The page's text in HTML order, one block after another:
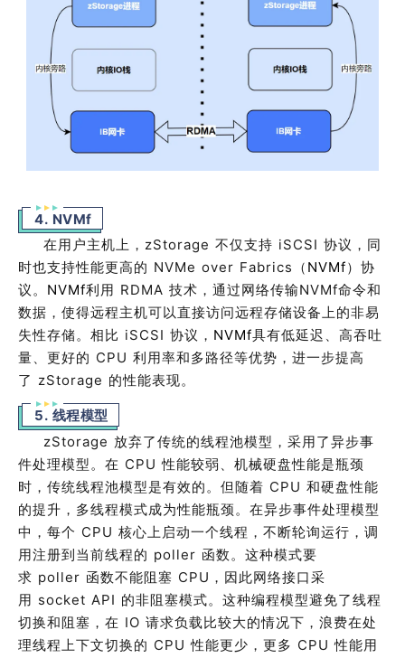
4. NVMf
在用户主机上， zStorage 不仅支持 iSCSI 协议，同
时也支持性能更高的 NVMe over Fabrics （ NVMf）协
议。 NVMf利用 RDMA 技术，通过网络传输NVMf命令和
数据，使得远程主机可以直接访问远程存储设备上的非易
失性存储。相比 iSCSI 协议， NVMf具有低延迟、高吞吐
量、更好的 CPU 利用率和多路径等优势，进一步提高
了 zStorage 的性能表现。
5. 线程模型
zStorage 放弃了传统的线程池模型，采用了异步事
件处理模型。在 CPU性能较弱、机械硬盘性能是瓶颈
时，传统线程池模型是有效的。但随着 CPU 和硬盘性能
的提升，多线程模式成为性能瓶颈。在异步事件处理模型
中，每个 CPU 核心上启动一个线程，不断轮询运行，调
用注册到当前线程的 poller 函数。这种模式要
求 poller 函数不能阻塞 CPU ，因此网络接口采
用 socket API 的非阻塞模式。这种编程模型避免了线程
切换和阻塞，在 IO 请求负载比较大的情况下，浪费在处
理线程上下文切换的 CPU性能更少，更多 CPU性能用